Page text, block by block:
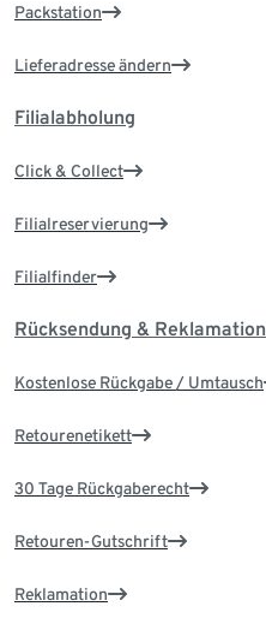
Packstation
Lieferadresse ändern
Filialabholung
Click & Collect
Filialreservierung
Filialfinder
Rücksendung & Reklamation
Kostenlose Rückgabe / Umtausch
Retourenetikett
30 Tage Rückgaberecht
Retouren-Gutschrift
Reklamation